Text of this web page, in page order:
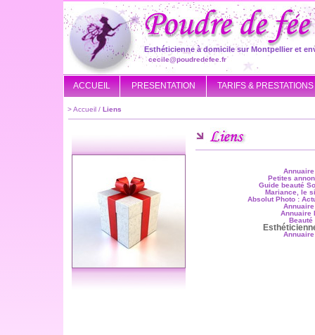
Esthéticienne à domicile sur Montpellier et
cecile@poudredefee.fr
ACCUEIL PRESENTATION TARIFS & PRESTATIONS
>Accueil / Liens
Petites
Guide beauté
Mariance, le
Absolut Photo :
Annuaire
Beauté
Annuaire